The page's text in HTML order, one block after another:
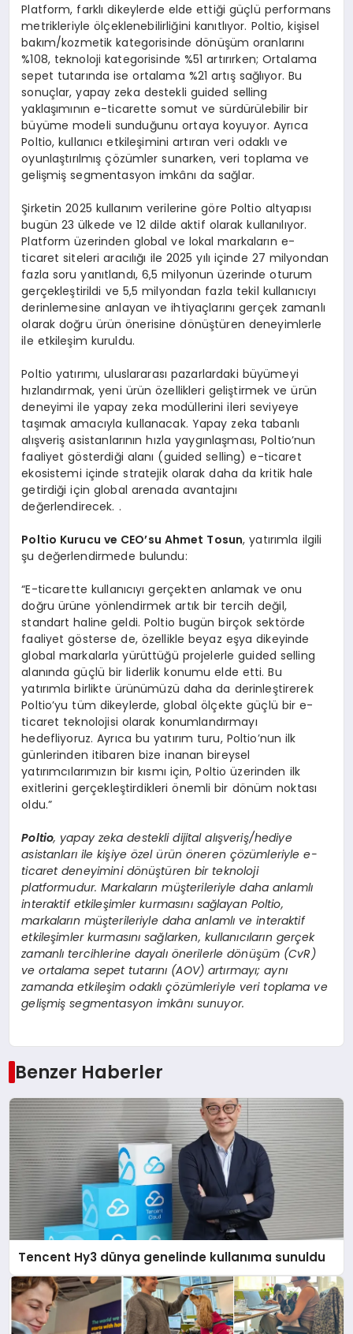
Platform, farklı dikeylerde elde ettiği güçlü performans
metrikleriyle ölçeklenebilirliğini kanıtlıyor. Poltio, kişisel
bakım/kozmetik kategorisinde dönüşüm oranlarını
%108, teknoloji kategorisinde %51 artırırken; Ortalama
sepet tutarında ise ortalama %21 artış sağlıyor. Bu
sonuçlar, yapay zeka destekli guided selling
yaklaşımının e-ticarette somut ve sürdürülebilir bir
büyüme modeli sunduğunu ortaya koyuyor. Ayrıca
Poltio, kullanıcı etkileşimini artıran veri odaklı ve
oyunlaştırılmış çözümler sunarken, veri toplama ve
gelişmiş segmentasyon imkânı da sağlar.
Şirketin 2025 kullanım verilerine göre Poltio altyapısı
bugün 23 ülkede ve 12 dilde aktif olarak kullanılıyor.
Platform üzerinden global ve lokal markaların e-
ticaret siteleri aracılığı ile 2025 yılı içinde 27 milyondan
fazla soru yanıtlandı, 6,5 milyonun üzerinde oturum
gerçekleştirildi ve 5,5 milyondan fazla tekil kullanıcıyı
derinlemesine anlayan ve ihtiyaçlarını gerçek zamanlı
olarak doğru ürün önerisine dönüştüren deneyimlerle
ile etkileşim kuruldu.
Poltio yatırımı, uluslararası pazarlardaki büyümeyi
hızlandırmak, yeni ürün özellikleri geliştirmek ve ürün
deneyimi ile yapay zeka modüllerini ileri seviyeye
taşımak amacıyla kullanacak. Yapay zeka tabanlı
alışveriş asistanlarının hızla yaygınlaşması, Poltio’nun
faaliyet gösterdiği alanı (guided selling) e-ticaret
ekosistemi içinde stratejik olarak daha da kritik hale
getirdiği için global arenada avantajını
değerlendirecek. .
Poltio Kurucu ve CEO’su Ahmet Tosun, yatırımla ilgili
şu değerlendirmede bulundu:
“E-ticarette kullanıcıyı gerçekten anlamak ve onu
doğru ürüne yönlendirmek artık bir tercih değil,
standart haline geldi. Poltio bugün birçok sektörde
faaliyet gösterse de, özellikle beyaz eşya dikeyinde
global markalarla yürüttüğü projelerle guided selling
alanında güçlü bir liderlik konumu elde etti. Bu
yatırımla birlikte ürünümüzü daha da derinleştirerek
Poltio’yu tüm dikeylerde, global ölçekte güçlü bir e-
ticaret teknolojisi olarak konumlandırmayı
hedefliyoruz. Ayrıca bu yatırım turu, Poltio’nun ilk
günlerinden itibaren bize inanan bireysel
yatırımcılarımızın bir kısmı için, Poltio üzerinden ilk
exitlerini gerçekleştirdikleri önemli bir dönüm noktası
oldu.”
Poltio, yapay zeka destekli dijital alışveriş/hediye
asistanları ile kişiye özel ürün öneren çözümleriyle e-
ticaret deneyimini dönüştüren bir teknoloji
platformudur. Markaların müşterileriyle daha anlamlı
interaktif etkileşimler kurmasını sağlayan Poltio,
markaların müşterileriyle daha anlamlı ve interaktif
etkileşimler kurmasını sağlarken, kullanıcıların gerçek
zamanlı tercihlerine dayalı önerilerle dönüşüm (CvR)
ve ortalama sepet tutarını (AOV) artırmayı; aynı
zamanda etkileşim odaklı çözümleriyle veri toplama ve
gelişmiş segmentasyon imkânı sunuyor.
Benzer Haberler
Tencent Hy3 dünya genelinde kullanıma sunuldu